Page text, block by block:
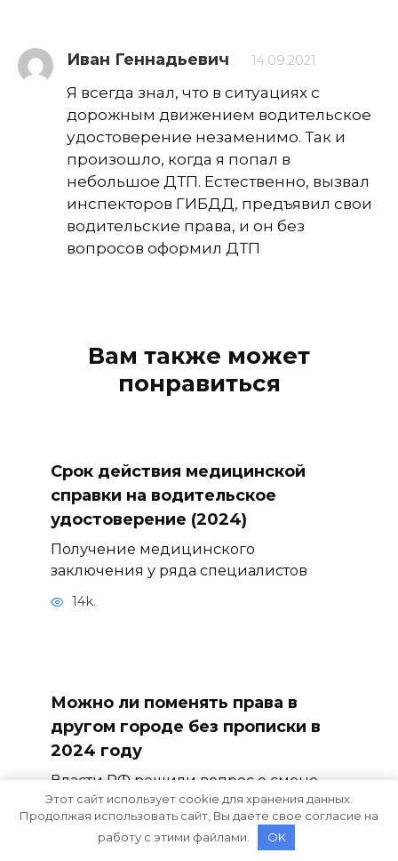
Иван Геннадьевич 14.09.2021
Я всегда знал, что в ситуациях с
дорожным движением водительское
удостоверение незаменимо. Так и
произошло, когда я попал в
небольшое ДТП. Естественно, вызвал
инспекторов ГИБДД, предъявил свои
водительские права, и он без
вопросов оформил ДТП
Вам также может
понравиться
Срок действия медицинской
справки на водительское
удостоверение (2024)
Получение медицинского
заключения у ряда специалистов
14k.
Можно ли поменять права в
другом городе без прописки в
2024 году
Власти РФ решили вопрос о смене
водительских прав не
16.1k.
Этот сайт использует cookie для хранения данных.
Продолжая использовать сайт, Вы даете свое согласие на
работу с этими файлами.
OK